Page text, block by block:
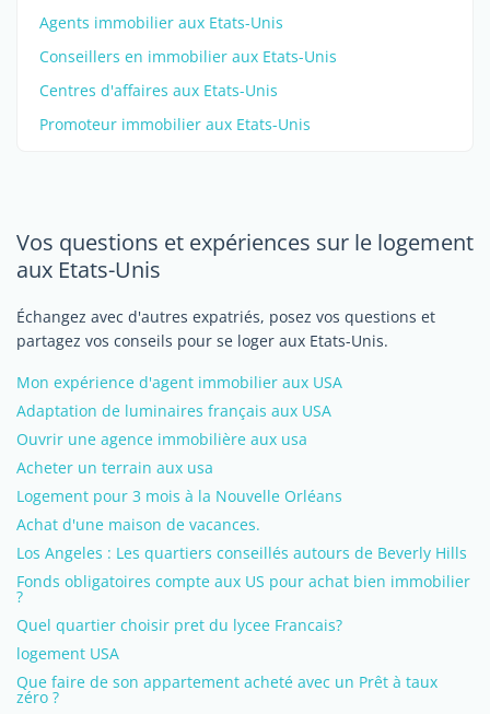
Agents immobilier aux Etats-Unis
Conseillers en immobilier aux Etats-Unis
Centres d'affaires aux Etats-Unis
Promoteur immobilier aux Etats-Unis
Vos questions et expériences sur le logement
aux Etats-Unis
Échangez avec d'autres expatriés, posez vos questions et
partagez vos conseils pour se loger aux Etats-Unis.
Mon expérience d'agent immobilier aux USA
Adaptation de luminaires français aux USA
Ouvrir une agence immobilière aux usa
Acheter un terrain aux usa
Logement pour 3 mois à la Nouvelle Orléans
Achat d'une maison de vacances.
Los Angeles : Les quartiers conseillés autours de Beverly Hills
Fonds obligatoires compte aux US pour achat bien immobilier
?
Quel quartier choisir pret du lycee Francais?
logement USA
Que faire de son appartement acheté avec un Prêt à taux
zéro ?